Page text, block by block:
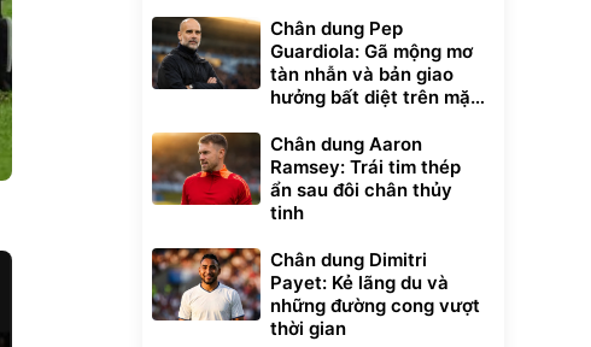
Chân dung Pep
Guardiola: Gã mộng mơ
tàn nhẫn và bản giao
hưởng bất diệt trên mặt
Chân dung Aaron
Ramsey: Trái tim thép
ẩn sau đôi chân thủy
tinh
Chân dung Dimitri
Payet: Kẻ lãng du và
những đường cong vượt
thời gian